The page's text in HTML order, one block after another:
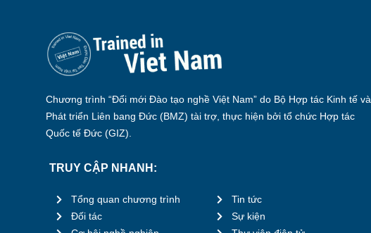
Chương trình “Đổi mới Đào tạo nghề Việt Nam” do Bộ Hợp tác Kinh tế và
Phát triển Liên bang Đức (BMZ) tài trợ, thực hiện bởi tổ chức Hợp tác
Quốc tế Đức (GIZ).
TRUY CẬP NHANH:
Tổng quan chương trình
Đối tác
Tin tức
Sự kiện